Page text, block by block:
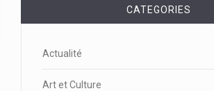
CATEGORIES
Actualité
Art et Culture